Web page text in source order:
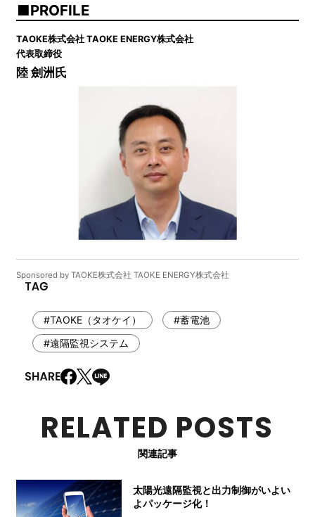
PROFILE
TAOKE株式会社 TAOKE ENERGY株式会社
代表取締役
陸 劍洲氏
Sponsored by TAOKE株式会社 TAOKE ENERGY株式会社
#TAOKE（タオケイ）
#蓄電池
#遠隔監視システム
RELATED POSTS
関連記事
太陽光遠隔監視と出力制御がいよい
よパッケージ化！